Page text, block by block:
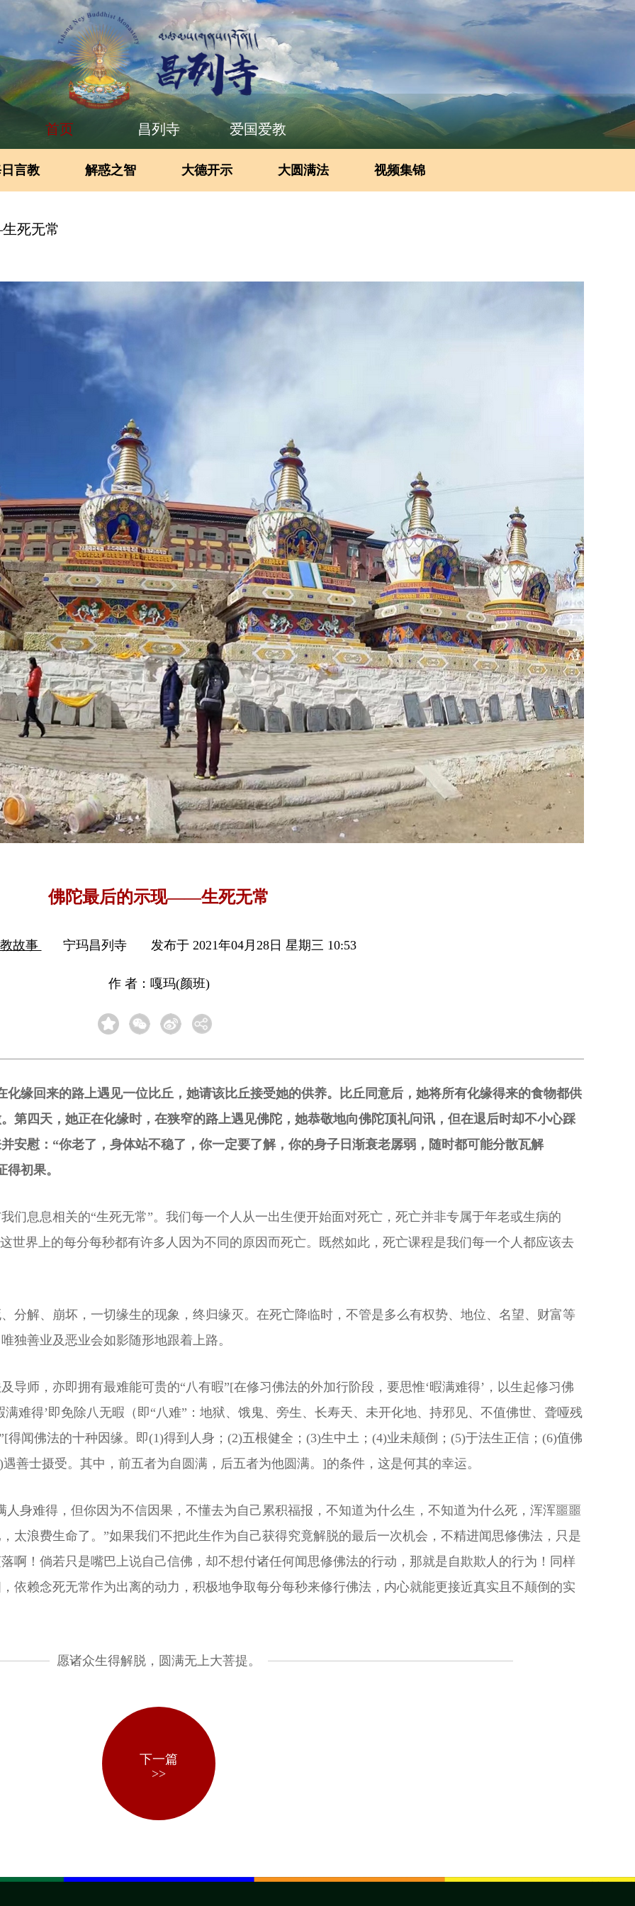
首页 昌列寺 爱国爱教
言教 解惑之智 大德开示 大圆满法 视频集锦
死无常
佛陀最后的示现——生死无常
故事 宁玛昌列寺 发布于 2021年04月28日 星期三 10:53
作 者：嘎玛(颜班)
化缘回来的路上遇见一位比丘，她请该比丘接受她的供养。比丘同意后，她将所有化缘得来的食物都供
第四天，她正在化缘时，在狭窄的路上遇见佛陀，她恭敬地向佛陀顶礼问讯，但在退后时却不小心踩
安慰：“你老了，身体站不稳了，你一定要了解，你的身子日渐衰老孱弱，随时都可能分散瓦解
初果。
们息息相关的“生死无常”。我们每一个人从一出生便开始面对死亡，死亡并非专属于年老或生病的
世界上的每分每秒都有许多人因为不同的原因而死亡。既然如此，死亡课程是我们每一个人都应该去
分解、崩坏，一切缘生的现象，终归缘灭。在死亡降临时，不管是多么有权势、地位、名望、财富等
独善业及恶业会如影随形地跟着上路。
导师，亦即拥有最难能可贵的“八有暇”[在修习佛法的外加行阶段，要思惟‘暇满难得’，以生起修习佛
难得’即免除八无暇（即“八难”：地狱、饿鬼、旁生、长寿天、未开化地、持邪见、不值佛世、聋哑残
闻佛法的十种因缘。即(1)得到人身；(2)五根健全；(3)生中土；(4)业未颠倒；(5)于法生正信；(6)值佛
善士摄受。其中，前五者为自圆满，后五者为他圆满。]的条件，这是何其的幸运。
身难得，但你因为不信因果，不懂去为自己累积福报，不知道为什么生，不知道为什么死，浑浑噩噩
太浪费生命了。”如果我们不把此生作为自己获得究竟解脱的最后一次机会，不精进闻思修佛法，只是
啊！倘若只是嘴巴上说自己信佛，却不想付诸任何闻思修佛法的行动，那就是自欺欺人的行为！同样
依赖念死无常作为出离的动力，积极地争取每分每秒来修行佛法，内心就能更接近真实且不颠倒的实
愿诸众生得解脱，圆满无上大菩提。
下一篇
>>